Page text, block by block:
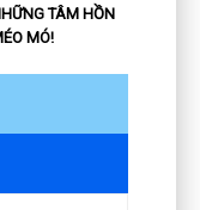
TÂM HỒN
MÓ!